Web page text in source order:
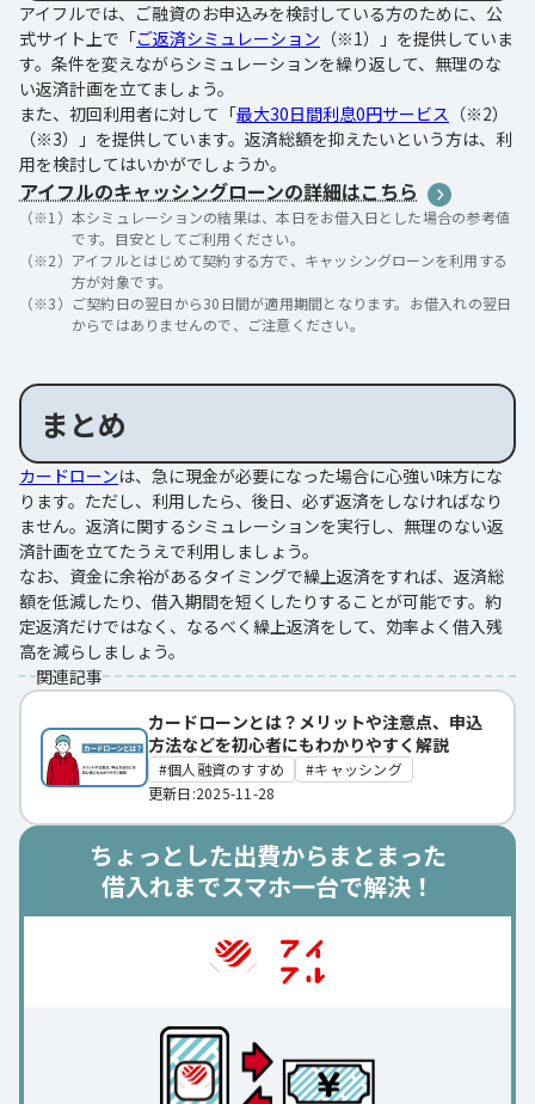
アイフルでは、ご融資のお申込みを検討している方のために、公
式サイト上で「ご返済シミュレーション （※1）」を提供していま
す。条件を変えながらシミュレーションを繰り返して、無理のな
い返済計画を立てましょう。
また、初回利用者に対して「最大30日間利息0円サービス （※2）
（※3）」を提供しています。返済総額を抑えたいという方は、利
用を検討してはいかがでしょうか。
アイフルのキャッシングローンの詳細はこちら
（※1） 本シミュレーションの結果は、本日をお借入日とした場合の参考値
です。目安としてご利用ください。
（※2） アイフルとはじめて契約する方で、キャッシングローンを利用する
方が対象です。
（※3） ご契約日の翌日から30日間が適用期間となります。お借入れの翌日
からではありませんので、ご注意ください。
まとめ
カードローンは、急に現金が必要になった場合に心強い味方にな
ります。ただし、利用したら、後日、必ず返済をしなければなり
ません。返済に関するシミュレーションを実行し、無理のない返
済計画を立てたうえで利用しましょう。
なお、資金に余裕があるタイミングで繰上返済をすれば、返済総
額を低減したり、借入期間を短くしたりすることが可能です。約
定返済だけではなく、なるべく繰上返済をして、効率よく借入残
高を減らしましょう。
関連記事
カードローンとは？メリットや注意点、申込
方法などを初心者にもわかりやすく解説
個人融資のすすめ
キャッシング
更新日:2025-11-28
ちょっとした出費からまとまった
借入れまでスマホ一台で解決！